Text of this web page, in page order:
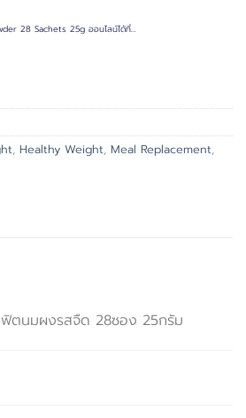
28 Sachets 25g ออนไลน์ได้ที่…
, Healthy Weight, Meal Replacement,
ตนมผงรสจืด 28ซอง 25กรัม